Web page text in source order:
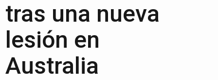
tras una nueva
lesión en
Australia